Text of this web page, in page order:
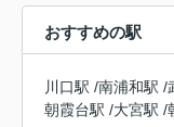
おすすめの駅
川口駅 /南浦和駅 /
朝霞台駅 /大宮駅 /